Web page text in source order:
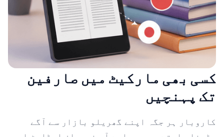
کسی بھی مارکیٹ میں صارفین
تک پہنچیں
کاروبار ہر جگہ اپنے گھریلو بازار سے آگے